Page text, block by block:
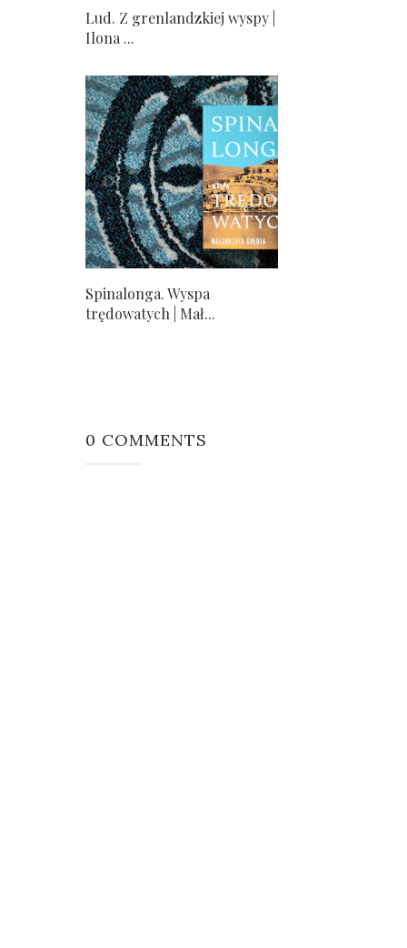
Lud. Z grenlandzkiej wyspy |
Ilona ...
Spinalonga. Wyspa
trędowatych | Mał...
0 COMMENTS